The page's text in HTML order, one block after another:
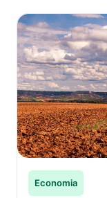
Economia